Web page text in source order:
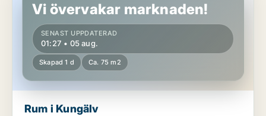
Vi övervakar marknaden!
SENAST UPPDATERAD
01:27 • 05 aug.
Skapad 1 d Ca. 75 m2
Rum i Kungälv